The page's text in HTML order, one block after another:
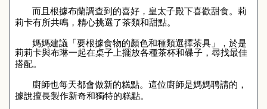
而且根據布蘭調查到的喜好，皇太子殿下喜歡甜食。莉
莉卡有所共鳴，精心挑選了茶類和甜點。
媽媽建議「要根據食物的顏色和種類選擇茶具」，於是
莉莉卡與布琳一起在桌子上擺放各種茶杯和碟子，尋找最佳
搭配。
廚師也每天都會做新的糕點。這位廚師是媽媽聘請的，
據說擅長製作新奇和獨特的糕點。